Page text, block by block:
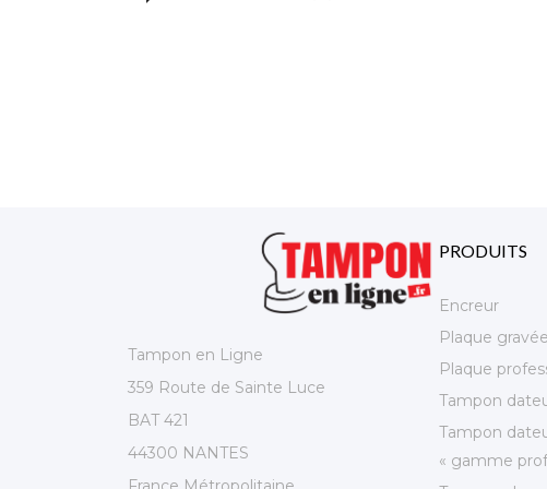
Tampon en Ligne
359 Route de Sainte Luce
BAT 421
44300 NANTES
PRODUITS
Encreur
Plaque gravée
Plaque
Tampon
Tampon
« gamme